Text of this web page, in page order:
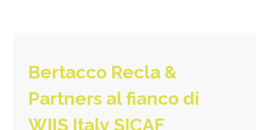
Bertacco Recla &
Partners al fianco di
WIIS Italy SICAF